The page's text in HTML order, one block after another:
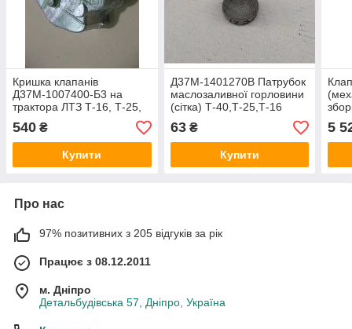
Кришка клапанів
Д37М-1007400-Б3 на
трактора ЛТЗ Т-16, Т-25,
Т-40
540 ₴
Купити
Д37М-1401270В Патрубок
маслозаливної горловини
(сітка) Т-40,Т-25,Т-16
63₴
Купити
5
Про нас
97% позитивних з 205 відгуків за рік
Працює з 08.12.2011
м. Дніпро
Детальбудівська 57, Дніпро, Україна